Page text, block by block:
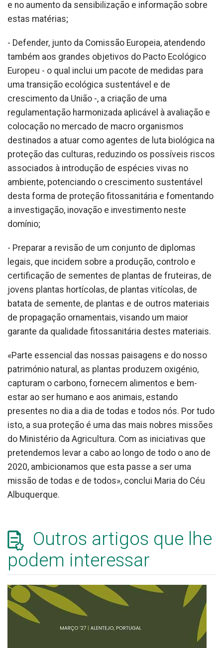
e no aumento da sensibilização e informação sobre
estas matérias;
- Defender, junto da Comissão Europeia, atendendo
também aos grandes objetivos do Pacto Ecológico
Europeu - o qual inclui um pacote de medidas para
uma transição ecológica sustentável e de
crescimento da União -, a criação de uma
regulamentação harmonizada aplicável à avaliação e
colocação no mercado de macro organismos
destinados a atuar como agentes de luta biológica na
proteção das culturas, reduzindo os possíveis riscos
associados à introdução de espécies vivas no
ambiente, potenciando o crescimento sustentável
desta forma de proteção fitossanitária e fomentando
a investigação, inovação e investimento neste
domínio;
- Preparar a revisão de um conjunto de diplomas
legais, que incidem sobre a produção, controlo e
certificação de sementes de plantas de fruteiras, de
jovens plantas hortícolas, de plantas vitícolas, de
batata de semente, de plantas e de outros materiais
de propagação ornamentais, visando um maior
garante da qualidade fitossanitária destes materiais.
«Parte essencial das nossas paisagens e do nosso
património natural, as plantas produzem oxigénio,
capturam o carbono, fornecem alimentos e bem-
estar ao ser humano e aos animais, estando
presentes no dia a dia de todas e todos nós. Por tudo
isto, a sua proteção é uma das mais nobres missões
do Ministério da Agricultura. Com as iniciativas que
pretendemos levar a cabo ao longo de todo o ano de
2020, ambicionamos que esta passe a ser uma
missão de todas e de todos», conclui Maria do Céu
Albuquerque.
Outros artigos que lhe
podem interessar